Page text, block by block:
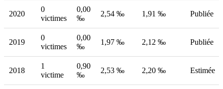
2020
0
victimes
0,00
‰
2,54 ‰ 1,91 ‰ Publiée
2019
0
victimes
0,00
‰
1,97 ‰ 2,12 ‰ Publiée
2018
1
victime
0,90
‰
2,53 ‰ 2,20 ‰ Estimée